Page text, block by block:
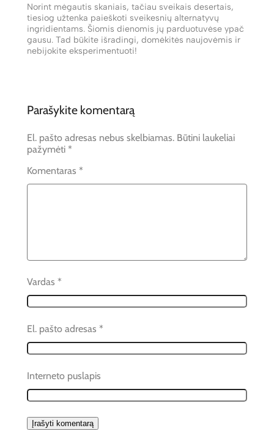
Norint mėgautis skaniais, tačiau sveikais desertais,
tiesiog užtenka paieškoti sveikesnių alternatyvų
ingridientams. Šiomis dienomis jų parduotuvėse ypač
gausu. Tad būkite išradingi, domėkitės naujovėmis ir
nebijokite eksperimentuoti!
Parašykite komentarą
El. pašto adresas nebus skelbiamas. Būtini laukeliai
pažymėti *
Komentaras *
Vardas *
El. pašto adresas *
Interneto puslapis